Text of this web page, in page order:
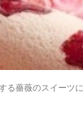
る薔薇のスイーツ